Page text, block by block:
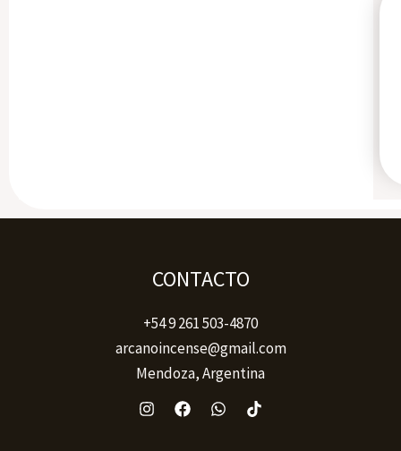
CONTACTO
+54 9 261 503-4870
arcanoincense@gmail.com
Mendoza, Argentina